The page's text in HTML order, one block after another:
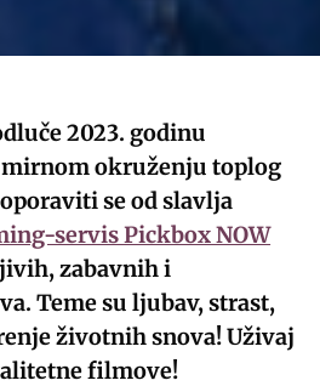
2023. godinu
okruženju toplog
se od slavlja
servis Pickbox NOW
zabavnih i
Teme su ljubav, strast,
životnih snova! Uživaj
filmove!